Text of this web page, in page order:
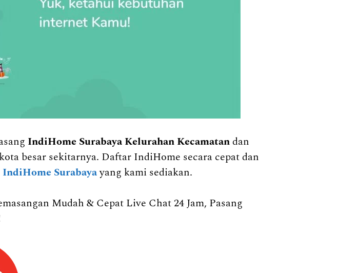
IndiHome Surabaya Kelurahan Kecamatan dan
besar sekitarnya. Daftar IndiHome secara cepat dan
IndiHome Surabayayang kami sediakan.
Mudah & Cepat Live Chat 24 Jam, Pasang